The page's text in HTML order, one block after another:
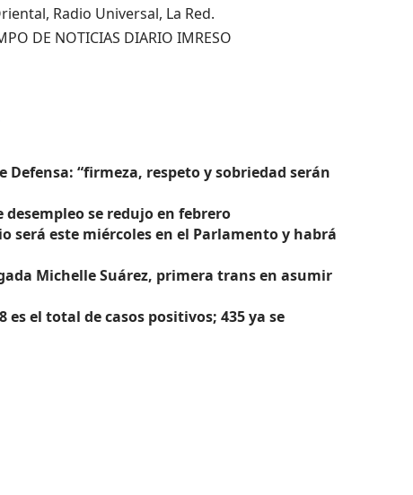
Radio Universal, La Red.
DE NOTICIAS DIARIO IMRESO
“firmeza, respeto y sobriedad serán
se redujo en febrero
será este miércoles en el Parlamento y habrá
Michelle Suárez, primera trans en asumir
es el total de casos positivos; 435 ya se